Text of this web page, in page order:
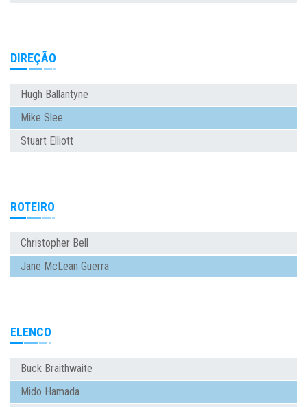
DIREÇÃO
Hugh Ballantyne
Mike Slee
Stuart Elliott
ROTEIRO
Christopher Bell
Jane McLean Guerra
ELENCO
Buck Braithwaite
Mido Hamada